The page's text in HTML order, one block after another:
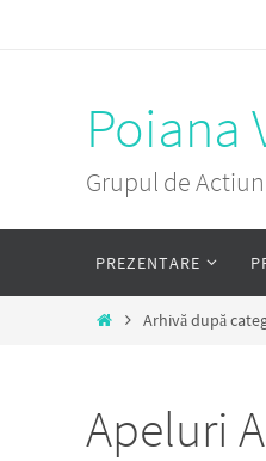
Poiana
Grupul de
conținut
PREZENTARE
PrimaArhivă după
Apeluri